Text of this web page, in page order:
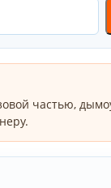
частью,